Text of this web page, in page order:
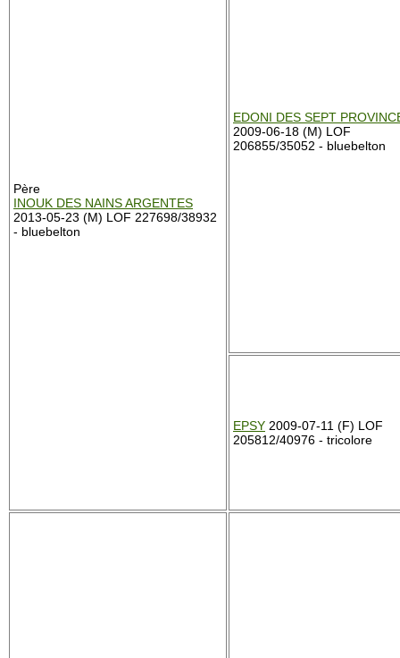
Père
INOUK DES NAINS ARGENTES
2013-05-23 (M) LOF 227698/38932
- bluebelton
EDONI DES SEPT
2009-06-18 (M) LOF
206855/35052 - bluebelton
EPSY 2009-07-11 (F) LOF
205812/40976 - tricolore